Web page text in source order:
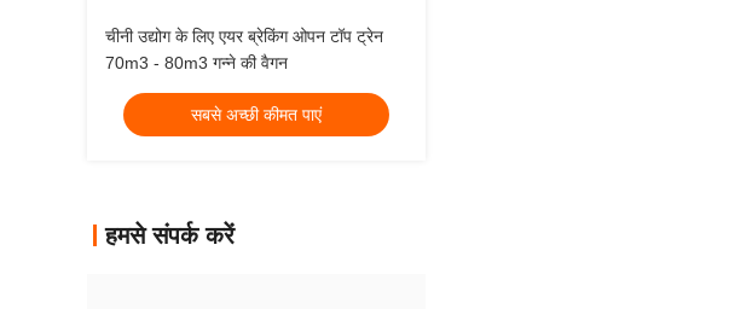
चीनी उद्योग के लिए एयर ब्रेकिंग ओपन टॉप ट्रेन
70m3 - 80m3 गन्ने की वैगन
सबसे अच्छी कीमत पाएं
हमसे संपर्क करें